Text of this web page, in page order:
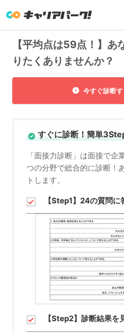
【平均点は59点！】あ
りたくありませんか？
今すぐ診断す
すぐに診断！簡単
「面接力診断」は面接で
つの分野で総合的に診断！
トします。
【Step1】24の質問に
【Step2】診断結果を